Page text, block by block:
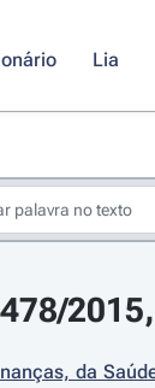
Lia
da